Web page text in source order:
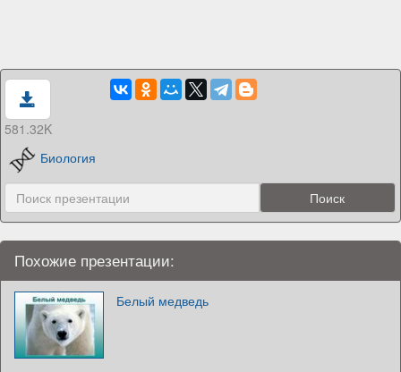
581.32K
Биология
Похожие презентации:
Белый медведь